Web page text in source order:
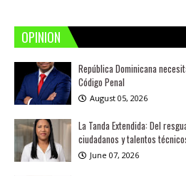
OPINION
República Dominicana
Código Penal
August 05, 2026
La Tanda Extendida: Del
ciudadanos y talentos
June 07, 2026